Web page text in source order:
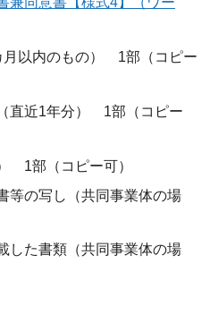
月以内のもの） 1部（コピー
直近1年分） 1部（コピー
1部（コピー可）
等の写し（共同事業体の場
した書類（共同事業体の場